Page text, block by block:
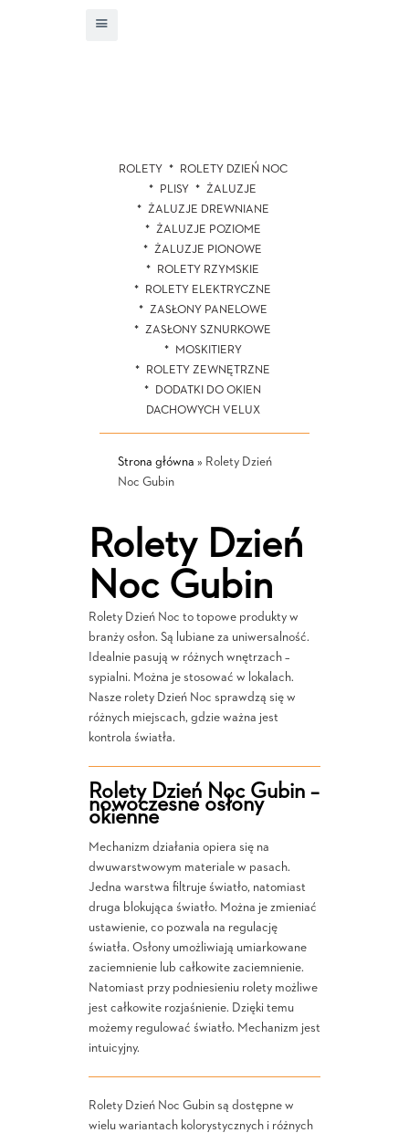
ROLETY
ROLETY DZIEŃ NOC
PLISY
ŻALUZJE
ŻALUZJE DREWNIANE
ŻALUZJE POZIOME
ŻALUZJE PIONOWE
ROLETY RZYMSKIE
ROLETY ELEKTRYCZNE
ZASŁONY PANELOWE
ZASŁONY SZNURKOWE
MOSKITIERY
ROLETY ZEWNĘTRZNE
DODATKI DO OKIEN
DACHOWYCH VELUX
Strona główna » Rolety Dzień
Noc Gubin
Rolety Dzień
Noc Gubin
Rolety Dzień Noc to topowe produkty w
branży osłon. Są lubiane za uniwersalność.
Idealnie pasują w różnych wnętrzach –
sypialni. Można je stosować w lokalach.
Nasze rolety Dzień Noc sprawdzą się w
różnych miejscach, gdzie ważna jest
kontrola światła.
Rolety Dzień Noc Gubin –
nowoczesne osłony
okienne
Mechanizm działania opiera się na
dwuwarstwowym materiale w pasach.
Jedna warstwa filtruje światło, natomiast
druga blokująca światło. Można je zmieniać
ustawienie, co pozwala na regulację
światła. Osłony umożliwiają umiarkowane
zaciemnienie lub całkowite zaciemnienie.
Natomiast przy podniesieniu rolety możliwe
jest całkowite rozjaśnienie. Dzięki temu
możemy regulować światło. Mechanizm jest
intuicyjny.
Rolety Dzień Noc Gubin są dostępne w
wielu wariantach kolorystycznych i różnych